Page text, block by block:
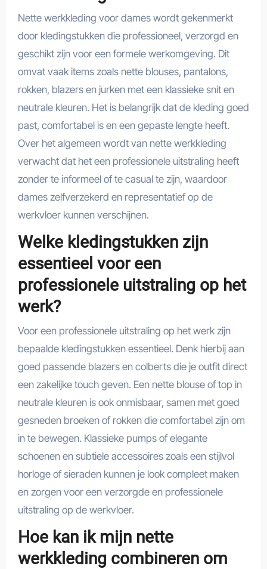
Nette werkkleding voor dames wordt gekenmerkt
door kledingstukken die professioneel, verzorgd en
geschikt zijn voor een formele werkomgeving. Dit
omvat vaak items zoals nette blouses, pantalons,
rokken, blazers en jurken met een klassieke snit en
neutrale kleuren. Het is belangrijk dat de kleding goed
past, comfortabel is en een gepaste lengte heeft.
Over het algemeen wordt van nette werkkleding
verwacht dat het een professionele uitstraling heeft
zonder te informeel of te casual te zijn, waardoor
dames zelfverzekerd en representatief op de
werkvloer kunnen verschijnen.
Welke kledingstukken zijn
essentieel voor een
professionele uitstraling op het
werk?
Voor een professionele uitstraling op het werk zijn
bepaalde kledingstukken essentieel. Denk hierbij aan
goed passende blazers en colberts die je outfit direct
een zakelijke touch geven. Een nette blouse of top in
neutrale kleuren is ook onmisbaar, samen met goed
gesneden broeken of rokken die comfortabel zijn om
in te bewegen. Klassieke pumps of elegante
schoenen en subtiele accessoires zoals een stijlvol
horloge of sieraden kunnen je look compleet maken
en zorgen voor een verzorgde en professionele
uitstraling op de werkvloer.
Hoe kan ik mijn nette
werkkleding combineren om